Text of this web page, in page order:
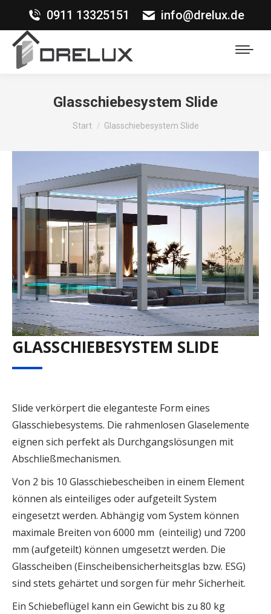
0911 13325151 info@drelux.de
Glasschiebesystem Slide
Sie befinden sich hier:
Start Glasschiebesystem Slide
GLASSCHIEBESYSTEM SLIDE
Slide verkörpert die eleganteste Form eines
Glasschiebesystems. Die rahmenlosen Glaselemente
eignen sich perfekt als Durchgangslösungen mit
Abschließmechanismen.
Von 2 bis 10 Glasschiebescheiben in einem Element
können als einteiliges oder aufgeteilt System
eingesetzt werden. Abhängig vom System können
maximale Breiten von 6000 mm (einteilig) und 7200
mm (aufgeteilt) können umgesetzt werden. Die
Glasscheiben (Einscheibensicherheitsglas bzw. ESG)
sind stets gehärtet und sorgen für mehr Sicherheit.
Ein Schiebeflügel kann ein Gewicht bis zu 80 kg